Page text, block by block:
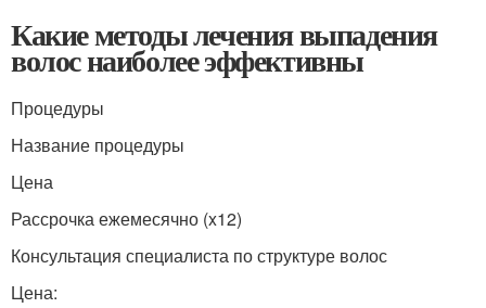
Какие методы лечения выпадения
волос наиболее эффективны
Процедуры
Название процедуры
Цена
Рассрочка ежемесячно (x12)
Консультация специалиста по структуре волос
Цена: